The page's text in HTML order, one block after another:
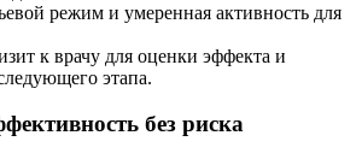
режим и умеренная активность для
к врачу для оценки эффекта и
этапа.
без риска